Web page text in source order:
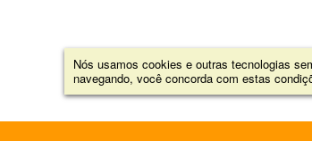
Nós usamos cookies e outras tecnologias
navegando, você concorda com estas